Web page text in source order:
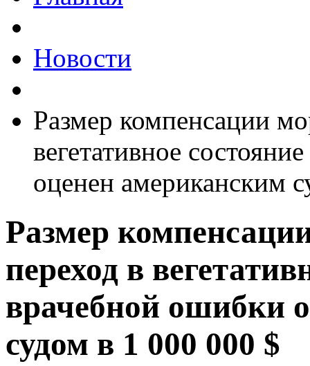
Новости
Размер компенсации
вегетативное
оценен американским
Размер
переход в
врачебной ошибки
судом в 1 000 000 $